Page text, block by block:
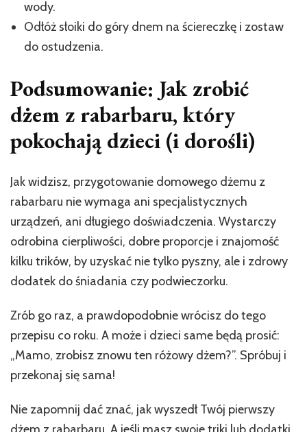
wody.
Odłóż słoiki do góry dnem na ściereczkę i zostaw
do ostudzenia.
Podsumowanie: Jak zrobić
dżem z rabarbaru, który
pokochają dzieci (i dorośli)
Jak widzisz, przygotowanie domowego dżemu z
rabarbaru nie wymaga ani specjalistycznych
urządzeń, ani długiego doświadczenia. Wystarczy
odrobina cierpliwości, dobre proporcje i znajomość
kilku trików, by uzyskać nie tylko pyszny, ale i zdrowy
dodatek do śniadania czy podwieczorku.
Zrób go raz, a prawdopodobnie wrócisz do tego
przepisu co roku. A może i dzieci same będą prosić:
„Mamo, zrobisz znowu ten różowy dżem?”. Spróbuj i
przekonaj się sama!
Nie zapomnij dać znać, jak wyszedł Twój pierwszy